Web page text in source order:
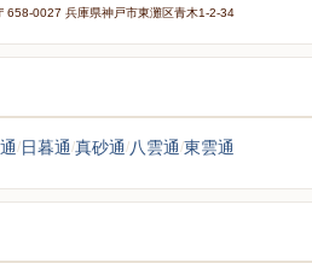
658-0027 兵庫県神戸市東灘区青木1-2-34
日暮通 真砂通 八雲通 東雲通